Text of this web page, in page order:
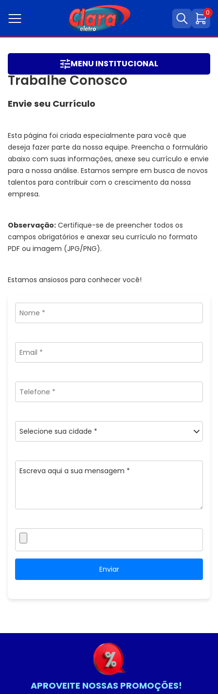
0
MENU INSTITUCIONAL
Trabalhe Conosco
Envie seu Currículo
Esta página foi criada especialmente para você que
deseja fazer parte da nossa equipe. Preencha o formulário
abaixo com suas informações, anexe seu currículo e envie
para a nossa análise. Estamos sempre em busca de novos
talentos para contribuir com o crescimento da nossa
empresa.
Observação: Certifique-se de preencher todos os
campos obrigatórios e anexar seu currículo no formato
PDF ou imagem (JPG/PNG).
Estamos ansiosos para conhecer você!
APROVEITE NOSSAS PROMOÇÕES!